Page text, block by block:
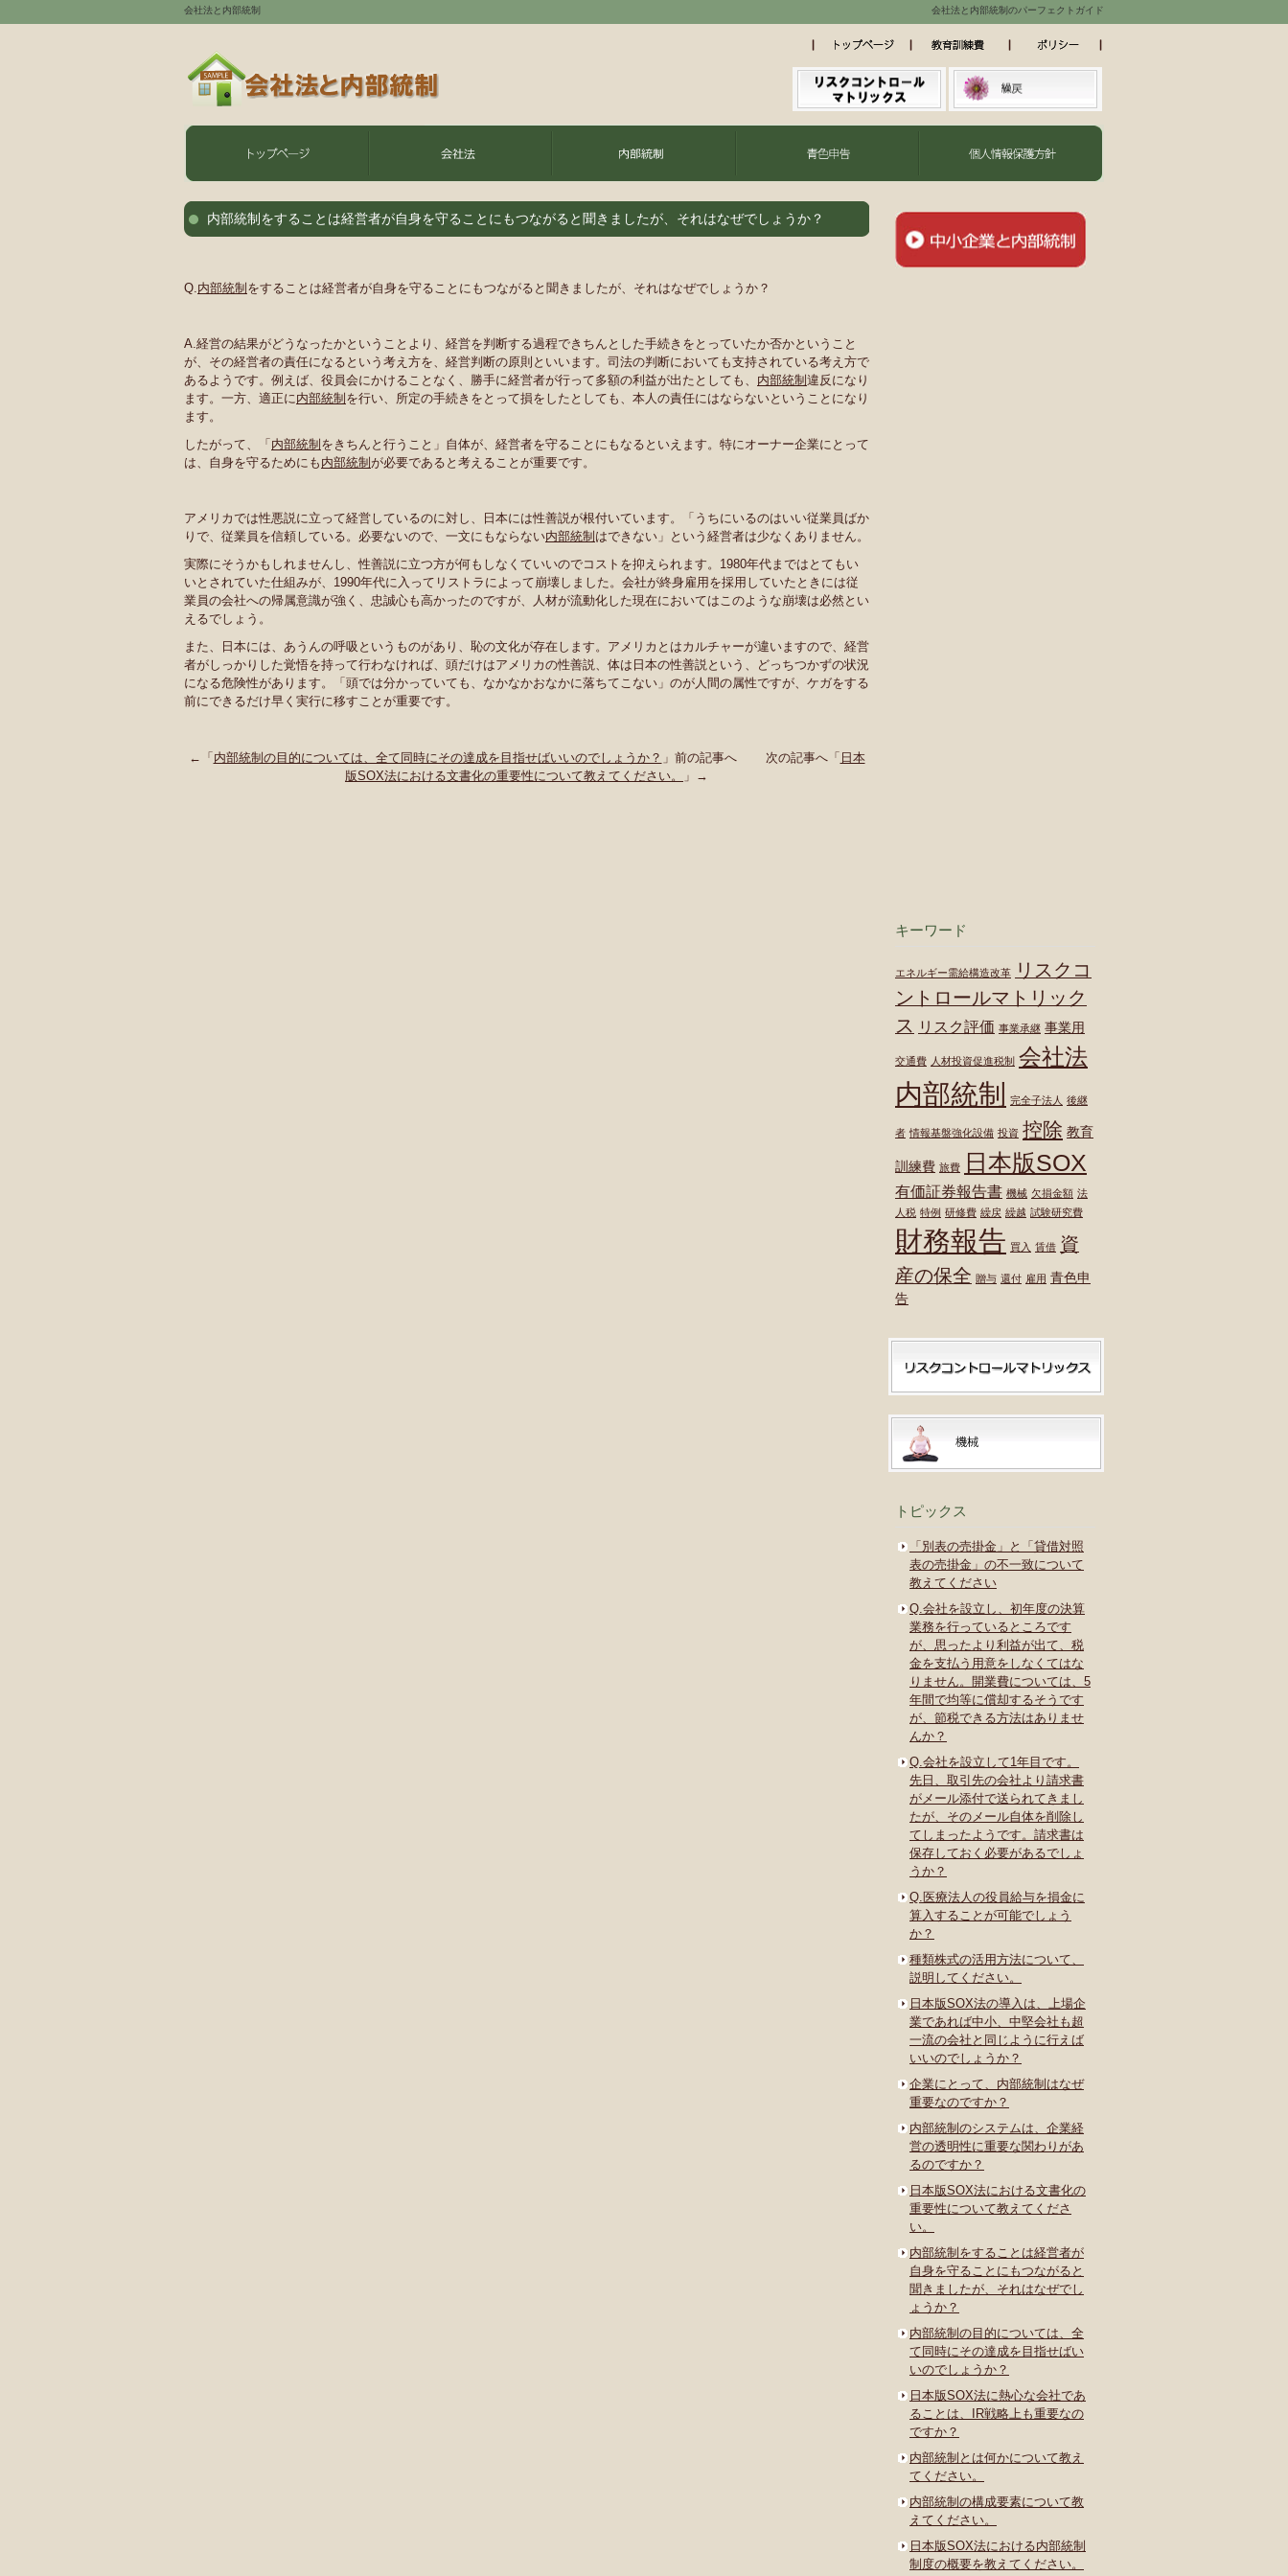
会社法と内部統制 会社法と内部統制のパーフェクトガイド
内部統制をすることは経営者が自身を守ることにもつながると聞きましたが、それはなぜでしょうか？
Q.内部統制 をすることは経営者が自身を守ることにもつながると聞きましたが、それはなぜでしょうか？
A.経営の結果がどうなったかということより、経営を判断する過程できちんとした手続きをとっていたか否かということ
が、その経営者の責任になるという考え方を、経営判断の原則といいます。司法の判断においても支持されている考え方で
あるようです。例えば、役員会にかけることなく、勝手に経営者が行って多額の利益が出たとしても、 内部統制 違反になり
ます。一方、適正に内部統制 を行い、所定の手続きをとって損をしたとしても、本人の責任にはならないということになり
ます。
したがって、「 内部統制 をきちんと行うこと」自体が、経営者を守ることにもなるといえます。特にオーナー企業にとって
は、自身を守るためにも 内部統制 が必要であると考えることが重要です。
アメリカでは性悪説に立って経営しているのに対し、日本には性善説が根付いています。「うちにいるのはいい従業員ばか
りで、従業員を信頼している。必要ないので、一文にもならない内部統制 はできない」という経営者は少なくありません。
実際にそうかもしれませんし、性善説に立つ方が何もしなくていいのでコストを抑えられます。1980年代まではとてもい
いとされていた仕組みが、1990年代に入ってリストラによって崩壊しました。会社が終身雇用を採用していたときには従
業員の会社への帰属意識が強く、忠誠心も高かったのですが、人材が流動化した現在においてはこのような崩壊は必然とい
えるでしょう。
また、日本には、あうんの呼吸というものがあり、恥の文化が存在します。アメリカとはカルチャーが違いますので、経営
者がしっかりした覚悟を持って行わなければ、頭だけはアメリカの性善説、体は日本の性善説という、どっちつかずの状況
になる危険性があります。「頭では分かっていても、なかなかおなかに落ちてこない」のが人間の属性ですが、ケガをする
前にできるだけ早く実行に移すことが重要です。
←「 内部統制の目的については、全て同時にその達成を目指せばいいのでしょうか？ 」前の記事へ 次の記事へ「 日本
版SOX法における文書化の重要性について教えてください。
」→
キーワード
エネルギー需給構造改革
リスクコ
ントロールマトリック
ス リスク評価 事業承継 事業用
交通費 人材投資促進税制 会社法
内部統制 完全子法人 後継
者 情報基盤強化設備 投資 控除 教育
訓練費 旅費 日本版SOX
有価証券報告書 機械 欠損金額 法
人税 特例 研修費 繰戻 繰越 試験研究費
財務報告 買入 賃借 資
産の保全 贈与 還付 雇用 青色申
告
トピックス
「別表の売掛金」と「貸借対照
表の売掛金」の不一致について
教えてください
Q.会社を設立し、初年度の決算
業務を行っているところです
が、思ったより利益が出て、税
金を支払う用意をしなくてはな
りません。開業費については、5
年間で均等に償却するそうです
が、節税できる方法はありませ
んか？
Q.会社を設立して1年目です。
先日、取引先の会社より請求書
がメール添付で送られてきまし
たが、そのメール自体を削除し
てしまったようです。請求書は
保存しておく必要があるでしょ
うか？
Q.医療法人の役員給与を損金に
算入することが可能でしょう
か？
種類株式の活用方法について、
説明してください。
日本版SOX法の導入は、上場企
業であれば中小、中堅会社も超
一流の会社と同じように行えば
いいのでしょうか？
企業にとって、内部統制はなぜ
重要なのですか？
内部統制のシステムは、企業経
営の透明性に重要な関わりがあ
るのですか？
日本版SOX法における文書化の
重要性について教えてくださ
い。
内部統制をすることは経営者が
自身を守ることにもつながると
聞きましたが、それはなぜでし
ょうか？
内部統制の目的については、全
て同時にその達成を目指せばい
いのでしょうか？
日本版SOX法に熱心な会社であ
ることは、IR戦略上も重要なの
ですか？
内部統制とは何かについて教え
てください。
内部統制の構成要素について教
えてください。
日本版SOX法における内部統制
制度の概要を教えてください。